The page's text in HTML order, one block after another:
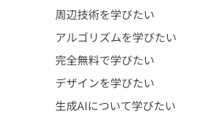
周辺技術を学びたい
アルゴリズムを学びたい
完全無料で学びたい
デザインを学びたい
生成AIについて学びたい